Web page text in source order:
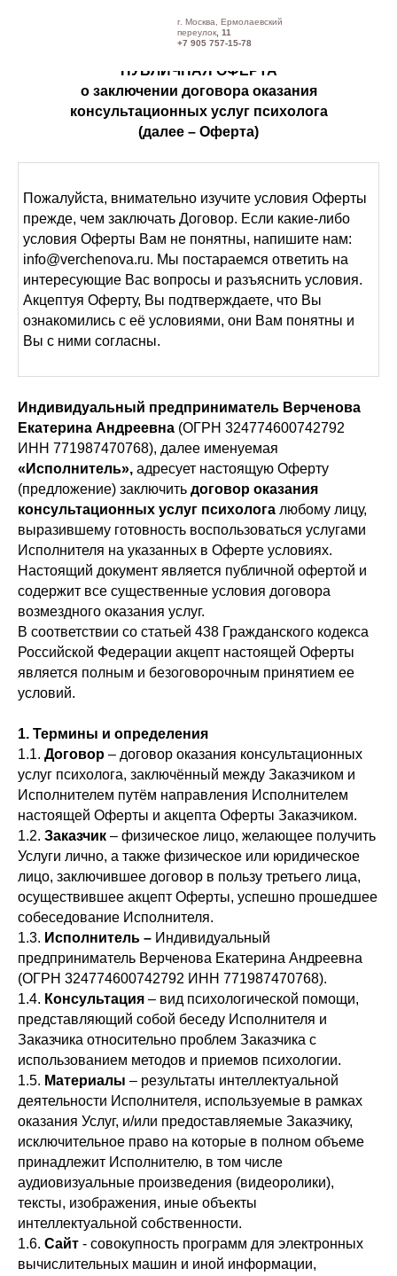
г. Москва, Ермолаевский
переулок , 11
+7 905 757-15-78
ПУБЛИЧНАЯ ОФЕРТА
о заключении договора оказания
консультационных услуг психолога
(далее – Оферта)
Пожалуйста, внимательно изучите условия Оферты
прежде, чем заключать Договор. Если какие-либо
условия Оферты Вам не понятны, напишите нам:
info@verchenova.ru. Мы постараемся ответить на
интересующие Вас вопросы и разъяснить условия.
Акцептуя Оферту, Вы подтверждаете, что Вы
ознакомились с её условиями, они Вам понятны и
Вы с ними согласны.
Индивидуальный предприниматель Верченова
Екатерина Андреевна (ОГРН 324774600742792
ИНН 771987470768), далее именуемая
«Исполнитель», адресует настоящую Оферту
(предложение) заключить договор оказания
консультационных услуг психолога любому лицу,
выразившему готовность воспользоваться услугами
Исполнителя на указанных в Оферте условиях.
Настоящий документ является публичной офертой и
содержит все существенные условия договора
возмездного оказания услуг.
В соответствии со статьей 438 Гражданского кодекса
Российской Федерации акцепт настоящей Оферты
является полным и безоговорочным принятием ее
условий.
1. Термины и определения
1.1. Договор – договор оказания консультационных
услуг психолога, заключённый между Заказчиком и
Исполнителем путём направления Исполнителем
настоящей Оферты и акцепта Оферты Заказчиком.
1.2. Заказчик – физическое лицо, желающее получить
Услуги лично, а также физическое или юридическое
лицо, заключившее договор в пользу третьего лица,
осуществившее акцепт Оферты, успешно прошедшее
собеседование Исполнителя.
1.3. Исполнитель – Индивидуальный
предприниматель Верченова Екатерина Андреевна
(ОГРН 324774600742792 ИНН 771987470768).
1.4. Консультация – вид психологической помощи,
представляющий собой беседу Исполнителя и
Заказчика относительно проблем Заказчика с
использованием методов и приемов психологии.
1.5. Материалы – результаты интеллектуальной
деятельности Исполнителя, используемые в рамках
оказания Услуг, и/или предоставляемые Заказчику,
исключительное право на которые в полном объеме
принадлежит Исполнителю, в том числе
аудиовизуальные произведения (видеоролики),
тексты, изображения, иные объекты
интеллектуальной собственности.
1.6. Сайт - совокупность программ для электронных
вычислительных машин и иной информации,